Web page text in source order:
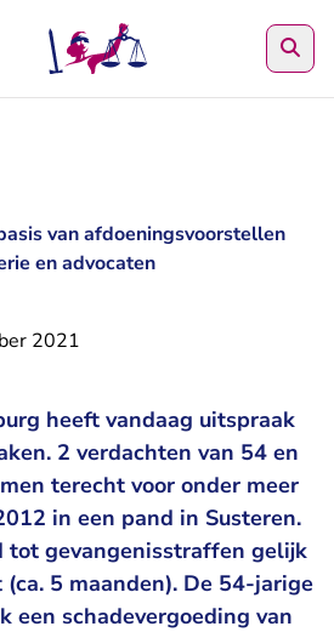
van afdoeningsvoorstellen
en advocaten
2021
heeft vandaag uitspraak
2 verdachten van 54 en
terecht voor onder meer
in een pand in Susteren.
tot gevangenisstraffen gelijk
5 maanden). De 54-jarige
een schadevergoeding van